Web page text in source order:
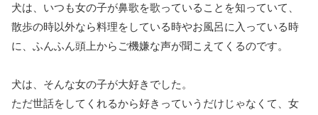
犬は、いつも女の子が鼻歌を歌っていることを知っていて、
散歩の時以外なら料理をしている時やお風呂に入っている時
に、ふんふん頭上からご機嫌な声が聞こえてくるのです。
犬は、そんな女の子が大好きでした。
ただ世話をしてくれるから好きっていうだけじゃなくて、女